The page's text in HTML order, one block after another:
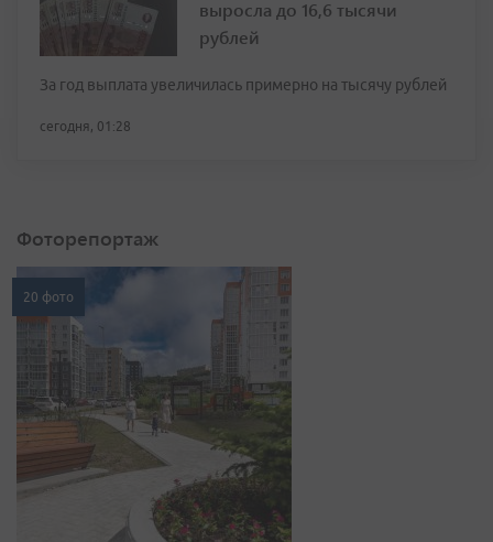
выросла до 16,6 тысячи
рублей
За год выплата увеличилась примерно на тысячу рублей
сегодня, 01:28
Фоторепортаж
20 фото